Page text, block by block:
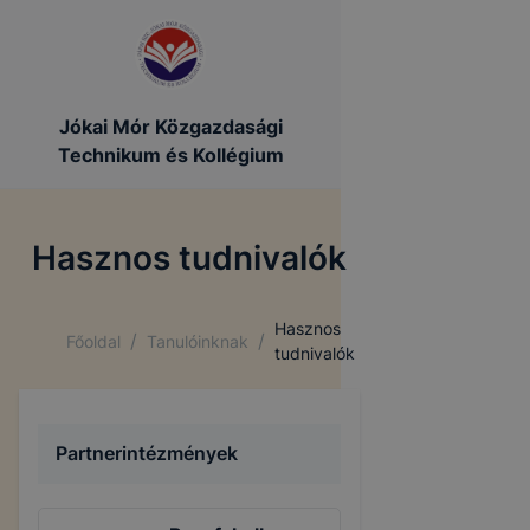
Jókai Mór Közgazdasági
Technikum és Kollégium
Hasznos tudnivalók
Főoldal / Tanulóinknak /
Hasznos
tudnivalók
Partnerintézmények